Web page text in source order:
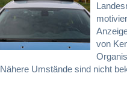
von
Nähere Umstände sind nicht